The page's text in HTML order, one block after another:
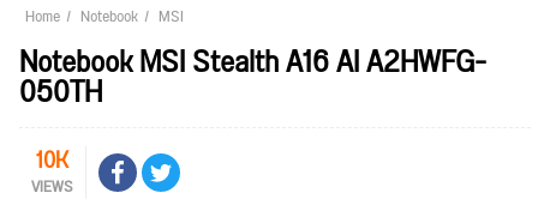
Home Notebook MSI
Notebook MSI Stealth A16 AI A2HWFG-
050TH
10K
VIEWS